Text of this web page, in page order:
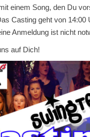
einem Song, den Du
Casting geht von 14:00
Anmeldung ist nicht
auf Dich!